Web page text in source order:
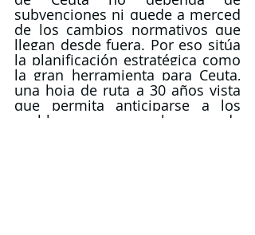
subvenciones ni quede a merced
de los cambios normativos que
llegan desde fuera. Por eso sitúa
la planificación estratégica como
la gran herramienta para Ceuta,
una hoja de ruta a 30 años vista
que permita anticiparse a los
problemas en lugar de